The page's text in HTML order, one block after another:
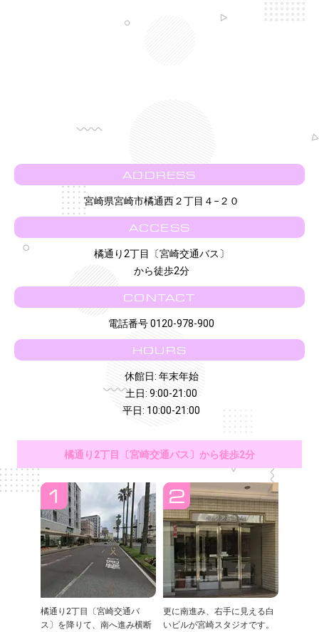
ADDRESS
宮崎県宮崎市橘通西２丁目４−２０
ACCESS
橘通り2丁目〔宮崎交通バス〕
から徒歩2分
CONTACT
電話番号 0120-978-900
HOURS
休館日: 年末年始
土日: 9:00-21:00
平日: 10:00-21:00
橘通り2丁目〔宮崎交通バス〕から徒歩2分
橘通り2丁目〔宮崎交通バ
ス〕を降りて、南へ進み横断
更に南進み、右手に見える白
いビルが宮崎スタジオです。